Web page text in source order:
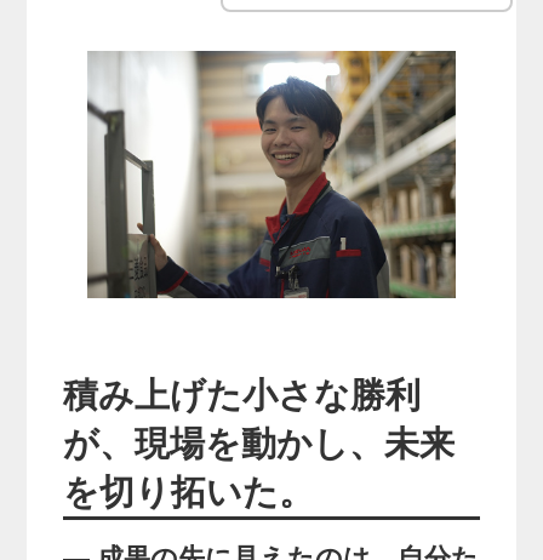
積み上げた小さな勝利
が、現場を動かし、未来
を切り拓いた。